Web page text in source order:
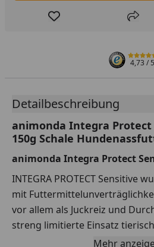
Produkt zur Teilen
4,73/ 5
Detailbeschreibung
animonda Integra Protect
150g Schale
animonda Integra Protect
INTEGRA PROTECT Sensitive
mit
vor allem als Juckreiz und
streng limitierte Einsatz
Eiweißquellen kann Abhilfe
Mehr